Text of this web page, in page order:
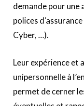
demande pour une
polices
Cyber, …).
Leur expérience et
unipersonnelle à
permet de cerner